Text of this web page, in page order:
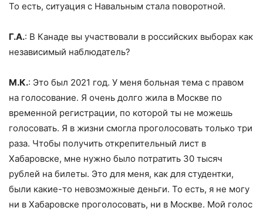
То есть, ситуация с Навальным стала поворотной.
Г.А.: В Канаде вы участвовали в российских выборах как
независимый наблюдатель?
М.К.: Это был 2021 год. У меня больная тема с правом
на голосование. Я очень долго жила в Москве по
временной регистрации, по которой ты не можешь
голосовать. Я в жизни смогла проголосовать только три
раза. Чтобы получить открепительный лист в
Хабаровске, мне нужно было потратить 30 тысяч
рублей на билеты. Это для меня, как для студентки,
были какие-то невозможные деньги. То есть, я не могу
ни в Хабаровске проголосовать, ни в Москве. Мой голос